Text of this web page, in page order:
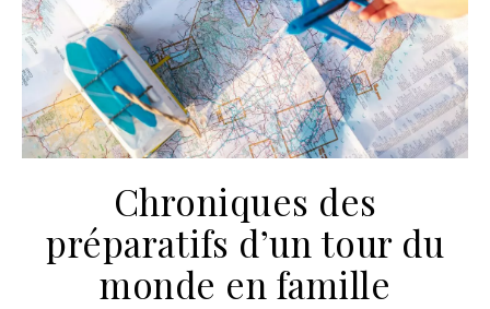
Chroniques des
préparatifs d’un tour du
monde en famille